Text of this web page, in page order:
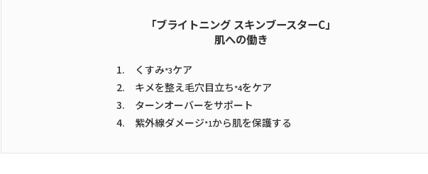
「ブライトニング スキンブースターC」
肌への働き
1. くすみ*3ケア
2. キメを整え毛穴目立ち*4をケア
3. ターンオーバーをサポート
4. 紫外線ダメージ*1から肌を保護する